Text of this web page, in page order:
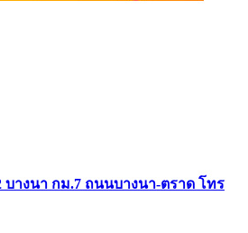
างนา กม.7 ถนนบางนา-ตราด โทร